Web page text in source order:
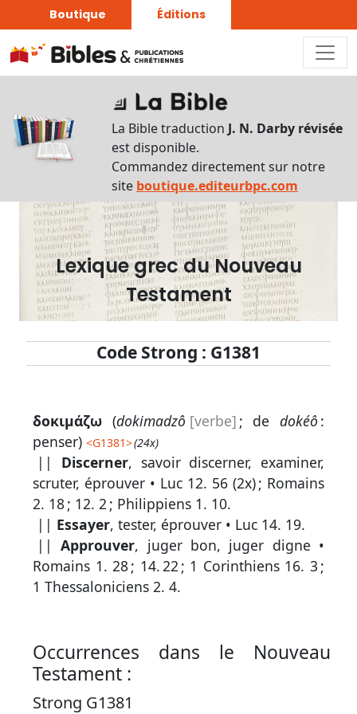
Boutique Éditions
La Bible traduction J. N. Darby révisée
est disponible.
Commandez directement sur notre
site boutique.editeurbpc.com
Lexique grec du Nouveau
Testament
Code Strong : G1381
δοκιμάζω (dokimadzô [verbe] ; de dokéô :
penser)<G1381>(24x)
|| Discerner, savoir discerner, examiner,
scruter, éprouver • Luc 12. 56(2x) ; Romains
2. 18; 12. 2; Philippiens 1. 10.
|| Essayer, tester, éprouver • Luc 14. 19.
||Approuver, juger bon, juger digne •
Romains 1. 28; 14. 22; 1 Corinthiens 16. 3 ;
1 Thessaloniciens 2. 4.
Occurrences dans le Nouveau
Testament :
Strong G1381
Recherche
Rechercher
par
lettre
Rechercher
par
mot
français
Lexique
Recherche
grec
Rechercher
par
code
strong
par
lettre
Rechercher